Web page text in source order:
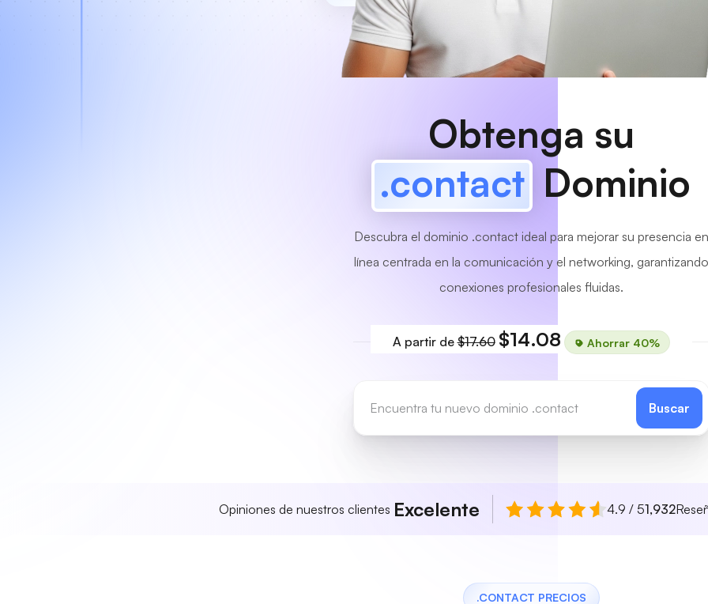
Obtenga su
.contact Dominio
Descubra el dominio .contact ideal para mejorar su presencia en
línea centrada en la comunicación y el networking, garantizando
conexiones profesionales fluidas.
A partir de$17.60 $14.08 Ahorrar 40%
Buscar
Opiniones de nuestros clientes Excelente 4.9 / 51,932
.CONTACT PRECIOS